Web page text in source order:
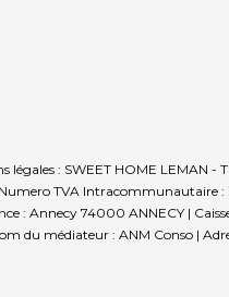
: SWEET HOME LEMAN -
TVA Intracommunautaire
74000 ANNECY |
du médiateur : ANM Conso |